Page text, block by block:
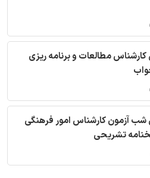
مطالعات و برنامه ریزی
آزمون کارشناس امور فرهنگی
تشریحی